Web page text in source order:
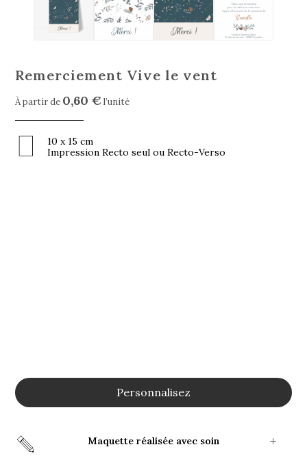
Remerciement Vive le vent
À partir de 0,60 €l’unité
10 x 15 cm
Impression Recto seul ou Recto-Verso
Personnalisez
Maquette réalisée avec soin